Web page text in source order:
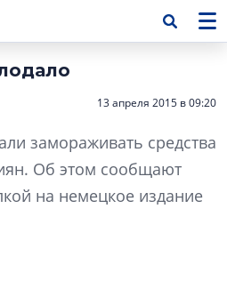
13 апреля 2015 в 09:20
замораживать средства
Об этом сообщают
на немецкое издание